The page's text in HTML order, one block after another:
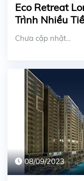
Eco Retreat
Trình Nhiều
Chưa cập nhật...
08/09/2023